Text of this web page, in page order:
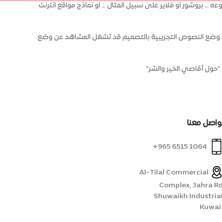
او فلاير على سبيل المثال … او نماذج مواقع انترنت
وضع النصوص التجريبية بالتصميم قد تشغل المشاهد عن وضع
معنا
Al-Tilal Commercial
Complex, Jahra
Shuwaikh